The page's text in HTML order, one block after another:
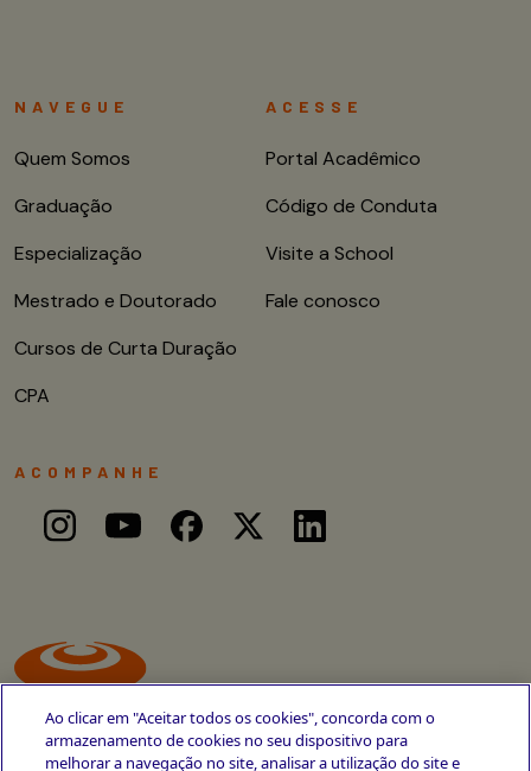
NAVEGUE
Quem Somos
Graduação
Especialização
Mestrado e Doutorado
Cursos de Curta Duração
CPA
ACESSE
Portal Acadêmico
Código de Conduta
Visite a School
Fale conosco
ACOMPANHE
Ao clicar em "Aceitar todos os cookies", concorda com o
armazenamento de cookies no seu dispositivo para
melhorar a navegação no site, analisar a utilização do site e